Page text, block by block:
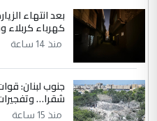
الاستماع للمدير
الموضوع :
وزير الصحة
العام في بغداد
سردار
التعليق : واحد من
بعد انتهاء
كهرباء
منذ 14 ساعة
جنوب لبنان:
شقرا…
منذ 15 ساعة